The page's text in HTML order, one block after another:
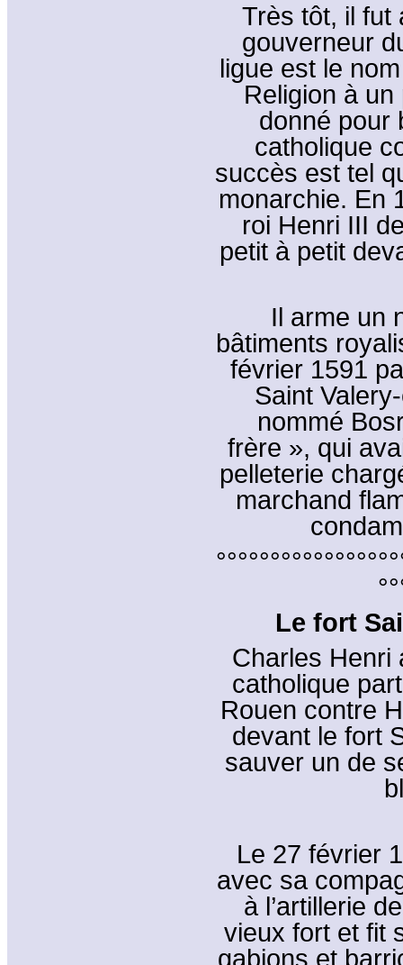
Très tôt, il fut
gouverneur
ligue est le
Religion à un
donné pour
catholique
succès est tel
monarchie. En
roi Henri III
petit à petit
Il arme un
bâtiments
février 1591
Saint
nommé
frère », qui
pelleterie
marchand
Le fort
Charles Henri
catholique
Rouen contre
devant le fort
sauver un de
Le 27 février
avec sa
à l’artillerie
vieux fort et fit
gabions et